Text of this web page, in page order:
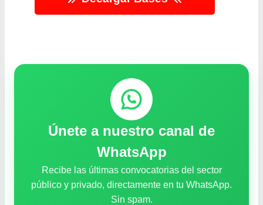
Únete a nuestro canal de
WhatsApp
Recibe las últimas convocatorias del sector
público y privado, directamente en tu WhatsApp.
Sin spam.